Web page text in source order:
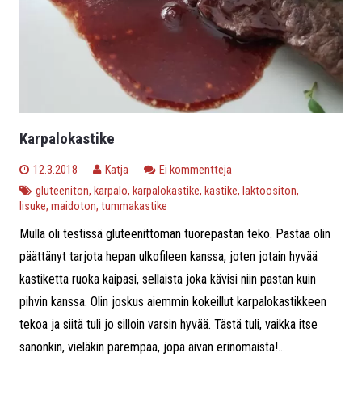
Karpalokastike
12.3.2018 Katja
Ei kommentteja
gluteeniton, karpalo, karpalokastike, kastike, laktoositon,
lisuke, maidoton, tummakastike
Mulla oli testissä gluteenittoman tuorepastan teko. Pastaa olin
päättänyt tarjota hepan ulkofileen kanssa, joten jotain hyvää
kastiketta ruoka kaipasi, sellaista joka kävisi niin pastan kuin
pihvin kanssa. Olin joskus aiemmin kokeillut karpalokastikkeen
tekoa ja siitä tuli jo silloin varsin hyvää. Tästä tuli, vaikka itse
sanonkin, vieläkin parempaa, jopa aivan erinomaista!...